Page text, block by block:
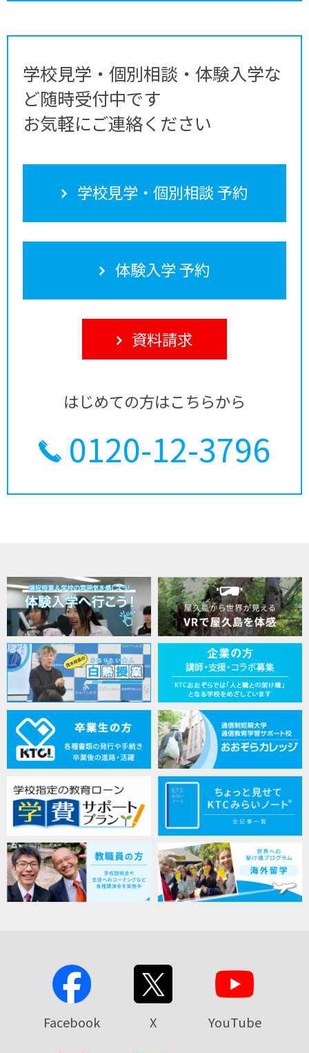
学校見学・個別相談・体験入学な
ど随時受付中です
お気軽にご連絡ください
学校見学・個別相談 予約
体験入学 予約
資料請求
はじめての方はこちらから
0120-12-3796
Facebook X YouTube